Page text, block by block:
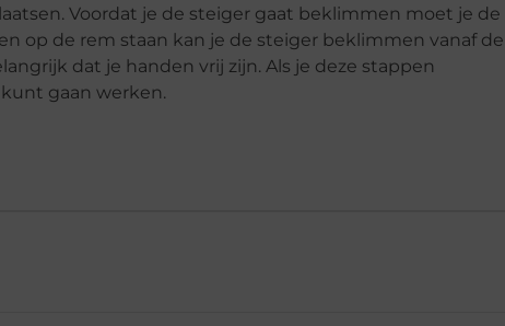
Voordat je de steiger gaat beklimmen moet je de
op de rem staan kan je de steiger beklimmen vanaf de
dat je handen vrij zijn. Als je deze stappen
gaan werken.